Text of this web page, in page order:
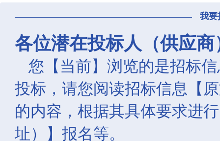
我要
各位潜在投标人（供应商
您【当前】浏览的是招标
投标，请您阅读招标信息【
的内容，根据其具体要求进
址）】报名等。